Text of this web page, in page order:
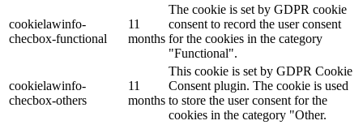
cookielawinfo-
checbox-functional
11
months
The cookie is set by GDPR cookie
consent to record the user consent
for the cookies in the category
"Functional".
cookielawinfo-
checbox-others
11
months
This cookie is set by GDPR Cookie
Consent plugin. The cookie is used
to store the user consent for the
cookies in the category "Other.